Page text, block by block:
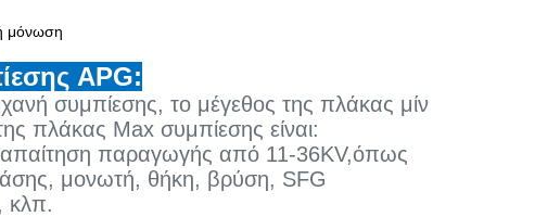
μόνωση
APG:
συμπίεσης, το μέγεθος της πλάκας μίν
πλάκας Max συμπίεσης είναι:
απαίτηση παραγωγής από 11-36KV,όπως
μονωτή, θήκη, βρύση, SFG
κλπ.